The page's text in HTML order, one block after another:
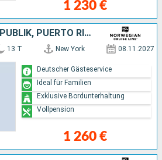
1 230 €
DOMINIKANISCHE REPUBLIK, PUERTO RICO, VEREINIGTE STAATEN VON AMERIKA
13 T New York 08.11.2027
1 260 €
Deutscher Gästeservice
Ideal für Familien
Exklusive Bordunterhaltung
Vollpension